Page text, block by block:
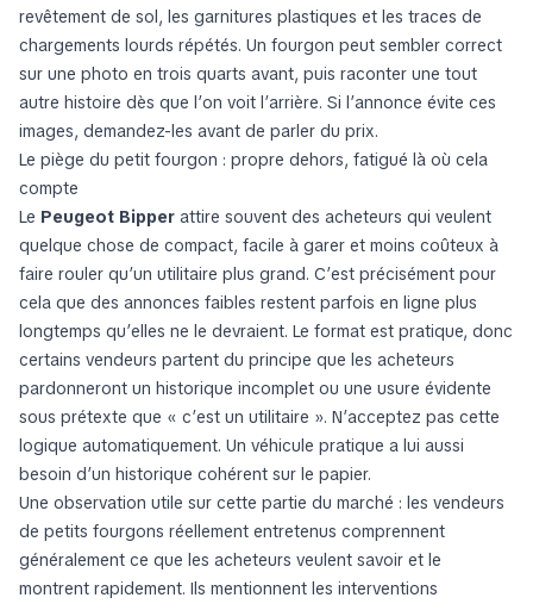
revêtement de sol, les garnitures plastiques et les traces de
chargements lourds répétés. Un fourgon peut sembler correct
sur une photo en trois quarts avant, puis raconter une tout
autre histoire dès que l’on voit l’arrière. Si l’annonce évite ces
images, demandez-les avant de parler du prix.
Le piège du petit fourgon : propre dehors, fatigué là où cela
compte
Le Peugeot Bipper attire souvent des acheteurs qui veulent
quelque chose de compact, facile à garer et moins coûteux à
faire rouler qu’un utilitaire plus grand. C’est précisément pour
cela que des annonces faibles restent parfois en ligne plus
longtemps qu’elles ne le devraient. Le format est pratique, donc
certains vendeurs partent du principe que les acheteurs
pardonneront un historique incomplet ou une usure évidente
sous prétexte que « c’est un utilitaire ». N’acceptez pas cette
logique automatiquement. Un véhicule pratique a lui aussi
besoin d’un historique cohérent sur le papier.
Une observation utile sur cette partie du marché : les vendeurs
de petits fourgons réellement entretenus comprennent
généralement ce que les acheteurs veulent savoir et le
montrent rapidement. Ils mentionnent les interventions